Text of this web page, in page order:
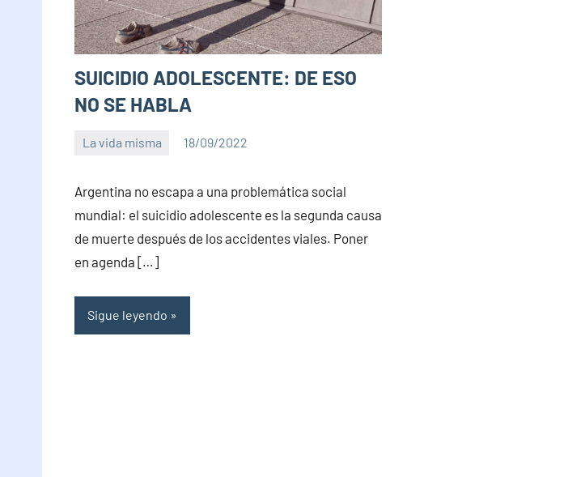
SUICIDIO ADOLESCENTE: DE ESO
NO SE HABLA
La vida misma 18/09/2022
comentarios
Argentina no escapa a una problemática social
mundial: el suicidio adolescente es la segunda causa
de muerte después de los accidentes viales. Poner
en agenda […]
Sigue leyendo